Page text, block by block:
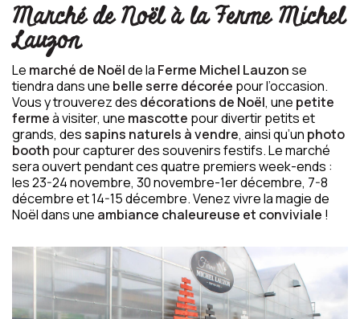
Marché de Noël à la Ferme Michel
Lauzon
Le marché de Noëlde la Ferme Michel Lauzonse
tiendra dans une belle serre décorée pour l’occasion.
Vous y trouverez des décorations de Noël, une petite
fermeà visiter, une mascotte pour divertir petits et
grands, dessapins naturels à vendre, ainsi qu’un photo
booth pour capturer des souvenirs festifs. Le marché
sera ouvert pendant ces quatre premiers week-ends :
les 23-24 novembre, 30 novembre-1er décembre, 7-8
décembre et 14-15 décembre. Venez vivre la magie de
Noël dans une ambiance chaleureuse et conviviale !